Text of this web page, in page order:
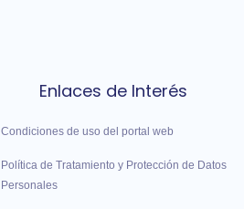
Enlaces de Interés
Condiciones de uso del portal web
Política de Tratamiento y Protección de Datos
Personales